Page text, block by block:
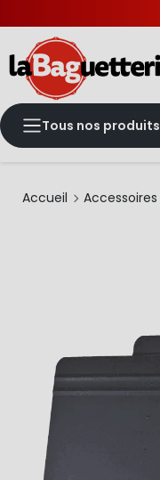
Tous nos produits
Accueil Accessoires